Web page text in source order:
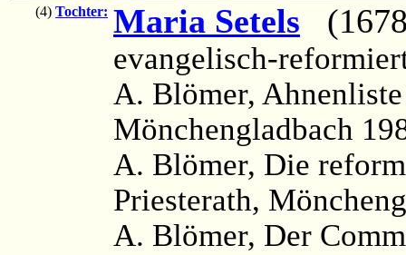
(4) Tochter: Maria Setels
evangelisch-
A. Blömer,
Mönchengladbach
A. Blömer, Die
Priesterath,
A. Blömer, Der